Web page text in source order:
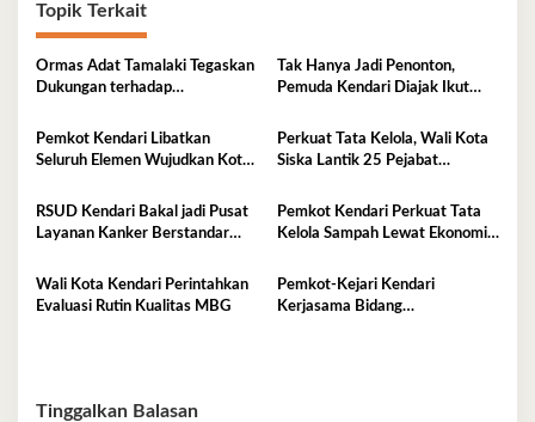
Topik Terkait
Ormas Adat Tamalaki Tegaskan
Dukungan terhadap
Tak Hanya Jadi Penonton,
Pemuda Kendari Diajak Ikut
Pemkot Kendari Libatkan
Seluruh Elemen Wujudkan Kota
Perkuat Tata Kelola, Wali Kota
Siska Lantik 25 Pejabat
RSUD Kendari Bakal jadi Pusat
Layanan Kanker Berstandar
Pemkot Kendari Perkuat Tata
Kelola Sampah Lewat Ekonomi
Wali Kota Kendari Perintahkan
Evaluasi Rutin Kualitas MBG
Pemkot-Kejari Kendari
Kerjasama Bidang
Tinggalkan Balasan